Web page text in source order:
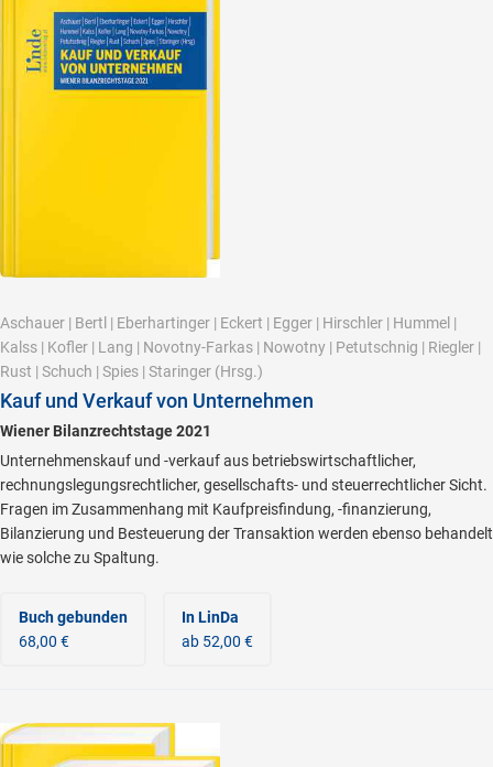
Aschauer | Bertl | Eberhartinger | Eckert | Egger | Hirschler | Hummel |
Kalss | Kofler | Lang | Novotny-Farkas | Nowotny | Petutschnig | Riegler |
Rust | Schuch | Spies | Staringer (Hrsg.)
Kauf und Verkauf von Unternehmen
Wiener Bilanzrechtstage 2021
Unternehmenskauf und -verkauf aus betriebswirtschaftlicher,
rechnungslegungsrechtlicher, gesellschafts- und steuerrechtlicher Sicht.
Fragen im Zusammenhang mit Kaufpreisfindung, -finanzierung,
Bilanzierung und Besteuerung der Transaktion werden ebenso behandelt
wie solche zu Spaltung.
Buch gebunden
68,00 €
In LinDa
ab 52,00 €